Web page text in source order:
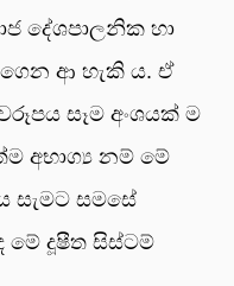
දේශපාලනික හා
ආ හැකි ය. ඒ
සෑම අංශයක් ම
අභාග්‍ය නම් මේ
සැමට සමසේ
මේ දූෂීත සිස්ටම්